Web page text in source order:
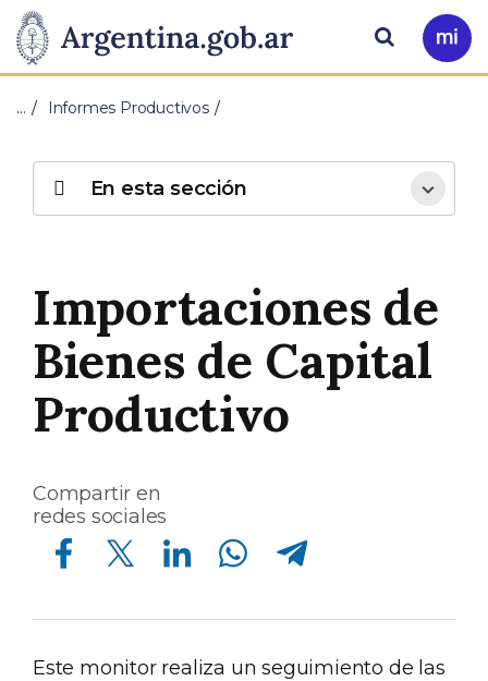
Presidencia
de
Nación
Pasar al contenido principal
Ir
a
Buscar
… Informes Productivos
Importaciones de
Bienes de Capital
Productivo
Compartir en
redes sociales
Compartir en Facebook Compartir en Twitter Compartir en Linkedin Compartir en Whatsapp Compartir en Telegram
Este monitor realiza un seguimiento de las
En esta sección